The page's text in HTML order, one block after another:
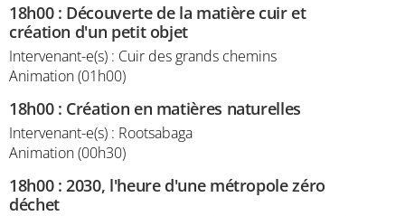
18h00: Découverte de la matière cuir et
création d'un petit objet
Intervenant-e(s) : Cuir des grands chemins
Animation (01h00)
18h00: Création en matières naturelles
Intervenant-e(s) : Rootsabaga
Animation (00h30)
18h00:2030, l'heure d'une métropole zéro
déchet